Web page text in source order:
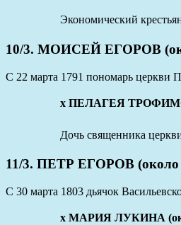
Экономический
10/3. МОИСЕЙ ЕГОРОВ
С 22 марта 1791 пономарь церкви
х ПЕЛАГЕЯ
Дочь священника
11/3. ПЕТР ЕГОРОВ (около
С 30 марта 1803 дьячок
х МАРИЯ ЛУКИНА